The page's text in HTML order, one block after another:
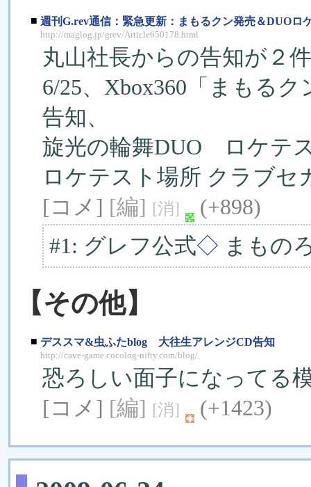
■ 週刊G.rev通信：緊急更新：まもるクン発売＆DUOロ
http://maglog.jp/grev/Article650178.html
丸山社長からの告知が２
6/25、Xbox360「まもる
告知、
旋光の輪舞DUO ロケテ
ロケテスト場所 クラブセ
[コメ] [編] [消]
(+898)
#1: グレフ公式◇ まもの
【その他】
■ デススマ&虫ふたblog 大往生アレンジCD告知
http://cave-game.cocolog-nifty.com/blog/
恐ろしい面子になってる
[コメ] [編] [消] (+1423)